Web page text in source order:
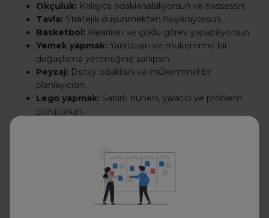
Okçuluk: Kolayca odaklanabiliyorsun ve hassassın.
Tavla: Stratejik düşünmekten hoşlanıyorsun.
Basketbol: Kararlısın ve çoklu görev yapabiliyorsun.
Yemek yapmak: Yaratıcısın ve mükemmel bir
doğaçlama yeteneğine sahipsin.
Peyzaj: Detay odaklısın ve mükemmel bir
planlayıcısın.
Lego yapmak: Sabırlı, hünerli, yaratıcı ve problem
çözücüsün.
Kodlama / programlama:Güçlü analitik becerilere
ve öğrenme isteğine sahipsin.